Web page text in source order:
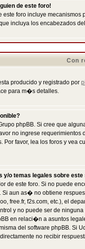
de este foro!
este foro incluye
incluya los encabezados
Con
producido y registrado por
para m�s detalles.
phpBB. Si cree que
no ingrese
favor, lea los foros y vea
o temas legales sobre este
de este foro. Si no puede
Si aun as� no obtiene
free.fr, f2s.com, etc.), el
y no puede ser de
en relaci�n a asuntos
del software phpBB. Si
no recibir